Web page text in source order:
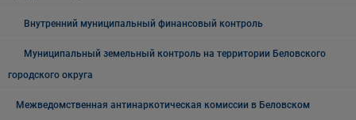
Внутренний муниципальный финансовый контроль
Муниципальный земельный контроль на территории Беловского
городского округа
Межведомственная антинаркотическая комиссии в Беловском